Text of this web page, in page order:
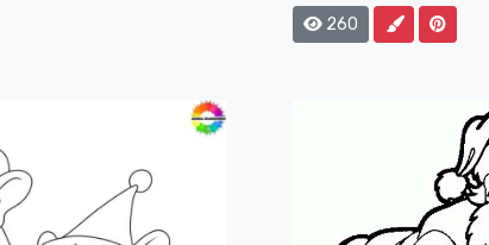
260